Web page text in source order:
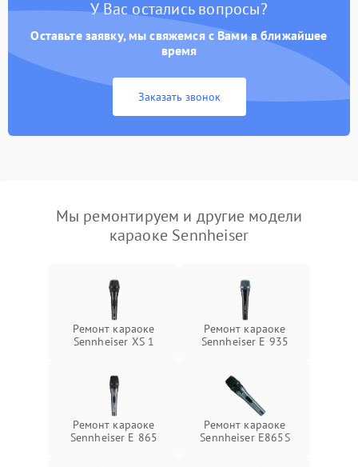
У Вас остались вопросы?
Оставьте заявку, мы свяжемся с Вами в ближайшее
время
Заказать звонок
Мы ремонтируем и другие модели
караоке Sennheiser
Ремонт караоке
Sennheiser XS 1
Ремонт караоке
Sennheiser E 935
Ремонт караоке
Sennheiser E 865
Ремонт караоке
Sennheiser E865S